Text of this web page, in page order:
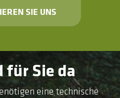
SIE UNS
für Sie da
eine technische